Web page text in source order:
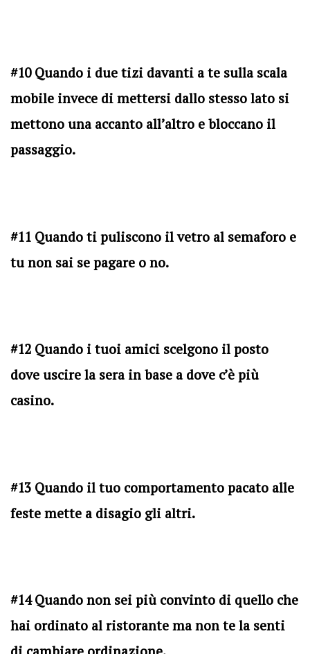
#10 Quando i due tizi davanti a te sulla scala
mobile invece di mettersi dallo stesso lato si
mettono una accanto all’altro e bloccano il
passaggio.
#11 Quando ti puliscono il vetro al semaforo e
tu non sai se pagare o no.
#12 Quando i tuoi amici scelgono il posto
dove uscire la sera in base a dove c’è più
casino.
#13 Quando il tuo comportamento pacato alle
feste mette a disagio gli altri.
#14 Quando non sei più convinto di quello che
hai ordinato al ristorante ma non te la senti